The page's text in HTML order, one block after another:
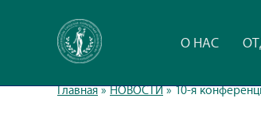
О НАС
Главная»НОВОСТИ»10-я